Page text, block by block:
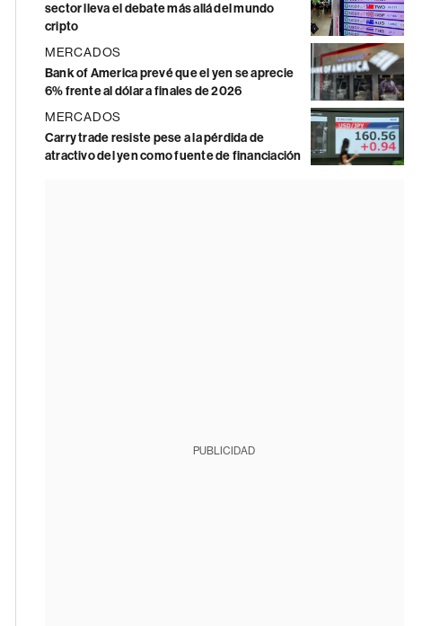
sector lleva el debate más allá del mundo
cripto
MERCADOS
Bank of America prevé que el yen se aprecie
6% frente al dólar a finales de 2026
MERCADOS
Carry trade resiste pese a la pérdida de
atractivo del yen como fuente de financiación
PUBLICIDAD